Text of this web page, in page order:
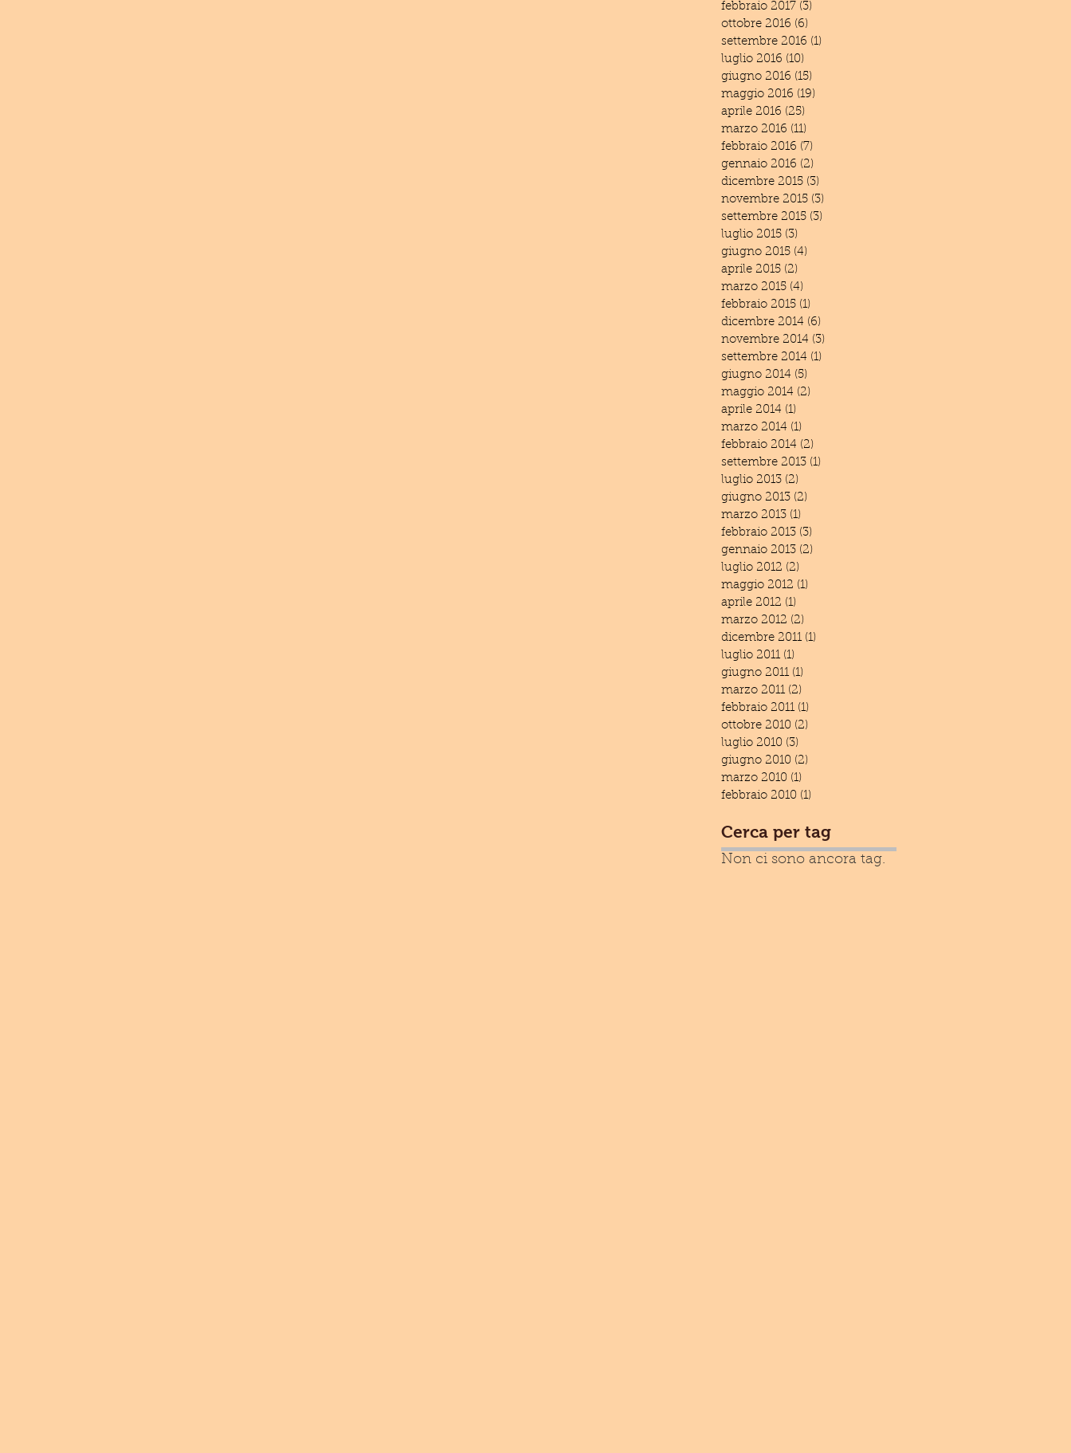
febbraio 2017 (3)
ottobre 2016 (6)
settembre 2016 (1)
luglio 2016 (10)
giugno 2016 (15)
maggio 2016 (19)
aprile 2016 (25)
marzo 2016 (11)
febbraio 2016 (7)
gennaio 2016 (2)
dicembre 2015 (3)
novembre 2015 (3)
settembre 2015 (3)
luglio 2015 (3)
giugno 2015 (4)
aprile 2015 (2)
marzo 2015 (4)
febbraio 2015 (1)
dicembre 2014 (6)
novembre 2014 (3)
settembre 2014 (1)
giugno 2014 (5)
maggio 2014 (2)
aprile 2014 (1)
marzo 2014 (1)
febbraio 2014 (2)
settembre 2013 (1)
luglio 2013 (2)
giugno 2013 (2)
marzo 2013 (1)
febbraio 2013 (3)
gennaio 2013 (2)
luglio 2012 (2)
maggio 2012 (1)
aprile 2012 (1)
marzo 2012 (2)
dicembre 2011 (1)
luglio 2011 (1)
giugno 2011 (1)
marzo 2011 (2)
febbraio 2011 (1)
ottobre 2010 (2)
luglio 2010 (3)
giugno 2010 (2)
marzo 2010 (1)
febbraio 2010 (1)
Cerca per tag
Non ci sono ancora tag.